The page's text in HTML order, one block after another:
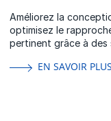
Améliorez la
optimisez le
pertinent grâce à des
EN SAVOIR PLUS